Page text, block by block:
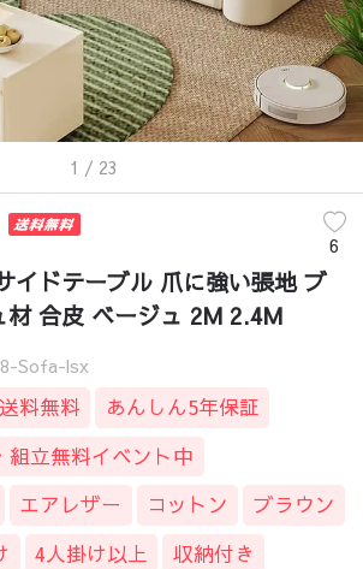
1 / 23
6
イドテーブル 爪に強い張地 ブ
材 合皮 ベージュ 2M 2.4M
Sofa-lsx
送料無料
あんしん5年保証
組立無料イベント中
エアレザー コットン
ブラウン
4人掛け以上 収納付き